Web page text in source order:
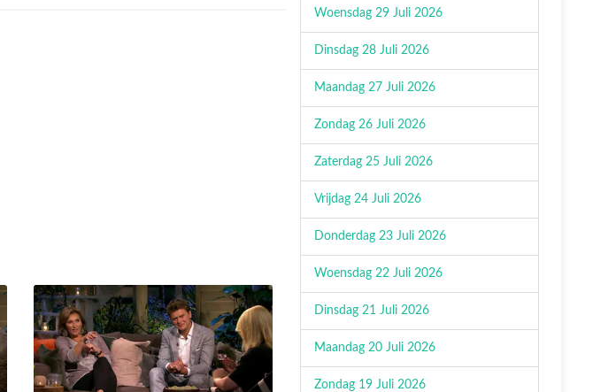
Woensdag 29 Juli 2026
Dinsdag 28 Juli 2026
Maandag 27 Juli 2026
Zondag 26 Juli 2026
Zaterdag 25 Juli 2026
Vrijdag 24 Juli 2026
Donderdag 23 Juli 2026
Woensdag 22 Juli 2026
Dinsdag 21 Juli 2026
Maandag 20 Juli 2026
Zondag 19 Juli 2026